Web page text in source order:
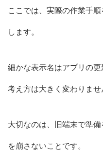
ここでは、実際の作業手
します。
細かな表示名はアプリの更
考え方は大きく変わりませ
大切なのは、旧端末で準
を崩さないことです。